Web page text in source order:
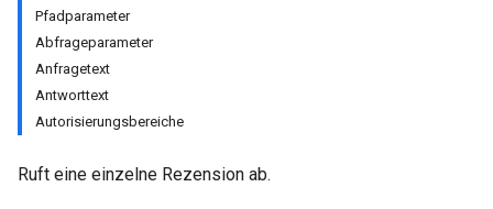
Pfadparameter
Abfrageparameter
Anfragetext
Antworttext
Autorisierungsbereiche
Ruft eine einzelne Rezension ab.